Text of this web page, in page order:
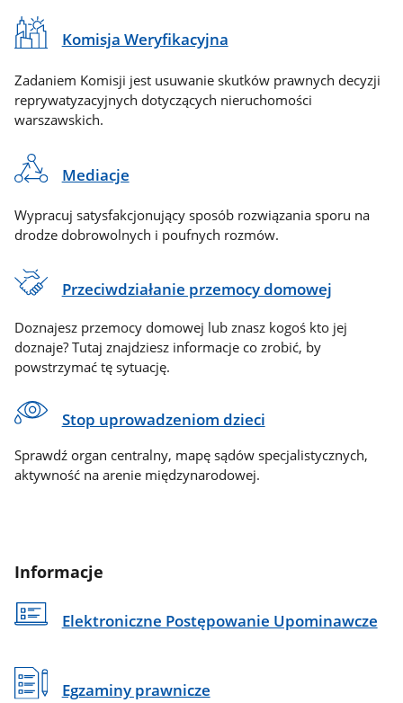
Komisja Weryfikacyjna
Zadaniem Komisji jest usuwanie skutków prawnych decyzji
reprywatyzacyjnych dotyczących nieruchomości
warszawskich.
Mediacje
Wypracuj satysfakcjonujący sposób rozwiązania sporu na
drodze dobrowolnych i poufnych rozmów.
Przeciwdziałanie przemocy domowej
Doznajesz przemocy domowej lub znasz kogoś kto jej
doznaje? Tutaj znajdziesz informacje co zrobić, by
powstrzymać tę sytuację.
Stop uprowadzeniom dzieci
Sprawdź organ centralny, mapę sądów specjalistycznych,
aktywność na arenie międzynarodowej.
Informacje
Elektroniczne Postępowanie Upominawcze
Egzaminy prawnicze